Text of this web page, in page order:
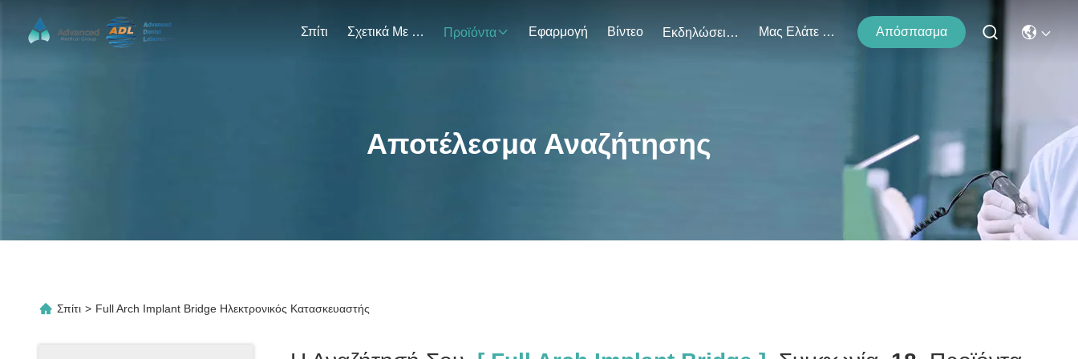
Σπίτι Σχετικά Με Εμάς Προϊόντα Εφαρμογή Βίντεο Εκδηλώσεις Μας Ελάτε Σε Επαφή Με Απόσπασμα
Αποτέλεσμα Αναζήτησης
Σπίτι > Full Arch Implant Bridge Ηλεκτρονικός Κατασκευαστής